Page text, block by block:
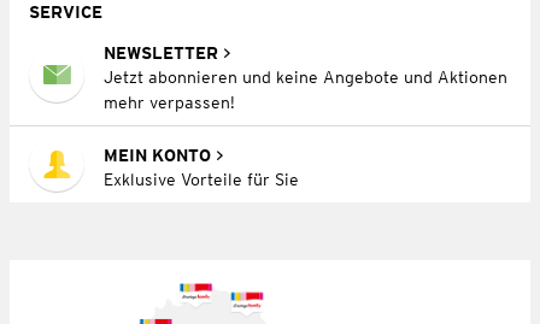
SERVICE
NEWSLETTER
Jetzt abonnieren und keine Angebote und Aktionen
mehr verpassen!
MEIN KONTO
Exklusive Vorteile für Sie